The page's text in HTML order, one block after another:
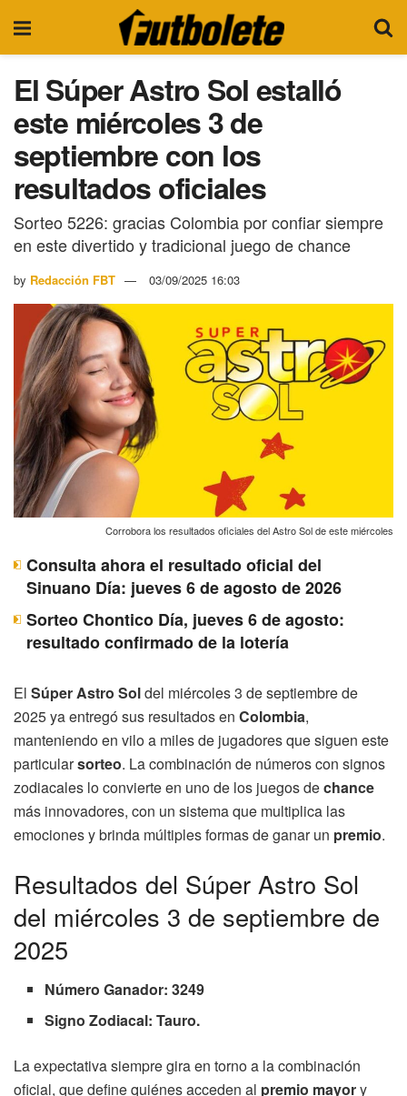
El Súper Astro Sol estalló
este miércoles 3 de
septiembre con los
resultados oficiales
Sorteo 5226: gracias Colombia por confiar siempre
en este divertido y tradicional juego de chance
by Redacción FBT 03/09/2025 16:03
Corrobora los resultados oficiales del Astro Sol de este miércoles
Consulta ahora el resultado oficial del
Sinuano Día: jueves 6 de agosto de 2026
Sorteo Chontico Día, jueves 6 de agosto:
resultado confirmado de la lotería
El Súper Astro Soldel miércoles 3 de septiembre de
2025 ya entregó sus resultados en Colombia,
manteniendo en vilo a miles de jugadores que siguen este
particularsorteo. La combinación de números con signos
zodiacales lo convierte en uno de los juegos dechance
más innovadores, con un sistema que multiplica las
emociones y brinda múltiples formas de ganar un premio.
Resultados del Súper Astro Sol
del miércoles 3 de septiembre de
2025
Número Ganador: 3249
Signo Zodiacal: Tauro.
La expectativa siempre gira en torno a la combinación
oficial, que define quiénes acceden al premio mayory